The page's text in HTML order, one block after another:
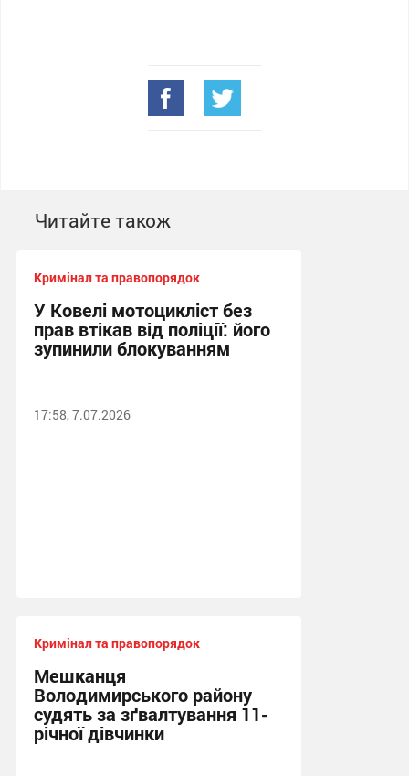
Читайте також
Кримінал та правопорядок
У Ковелі мотоцикліст без
прав втікав від поліції: його
зупинили блокуванням
17:58, 7.07.2026
Кримінал та правопорядок
Мешканця
Володимирського району
судять за зґвалтування 11-
річної дівчинки